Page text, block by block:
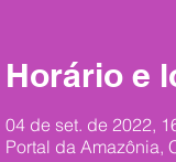
Horário e
04 de set. de 2022,
Portal da Amazônia,